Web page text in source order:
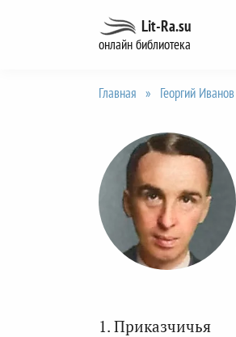
Lit-Ra.su
онлайн библиотека
Главная » Георгий Иванов
1. Приказчичья